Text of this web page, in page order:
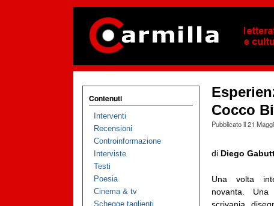
Cocco
Pubblicato il21
di Diego
Una volta
novanta.
Contenuti
Interventi
Recensioni
Controinformazione
Interviste
Testi
Poesia
Cinema & tv
Schegge taglienti